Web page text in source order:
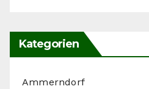
Kategorien
Ammerndorf